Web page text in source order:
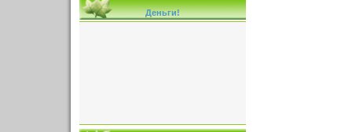
Деньги!